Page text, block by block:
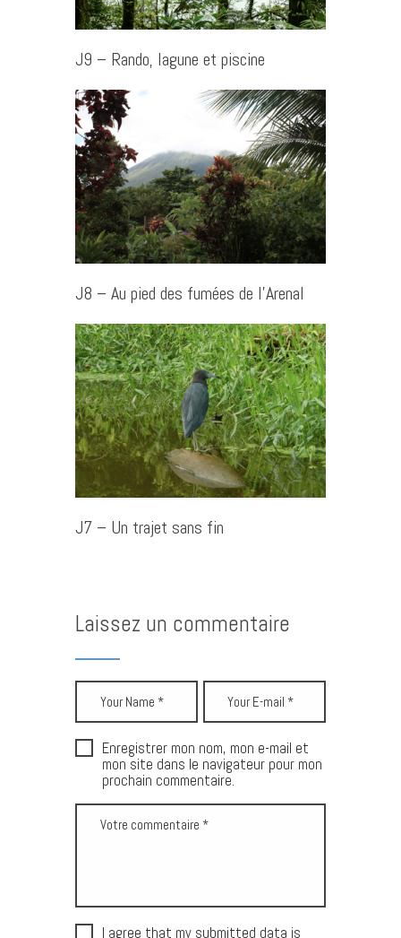
J9 – Rando, lagune et piscine
J8 – Au pied des fumées de l’Arenal
J7 – Un trajet sans fin
Laissez un commentaire
Enregistrer mon nom, mon e-mail et
mon site dans le navigateur pour mon
prochain commentaire.
I agree that my submitted data is